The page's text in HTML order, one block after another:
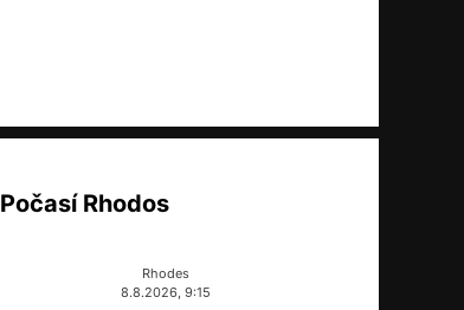
Počasí Rhodos
Rhodes
8.8.2026, 9:15